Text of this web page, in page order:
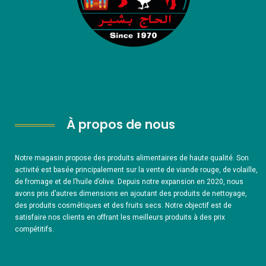
À propos de nous
Notre magasin propose des produits alimentaires de haute qualité. Son
activité est basée principalement sur la vente de viande rouge, de volaille,
de fromage et de l’huile d’olive. Depuis notre expansion en 2020, nous
avons pris d’autres dimensions en ajoutant des produits de nettoyage,
des produits cosmétiques et des fruits secs. Notre objectif est de
satisfaire nos clients en offrant les meilleurs produits à des prix
compétitifs.